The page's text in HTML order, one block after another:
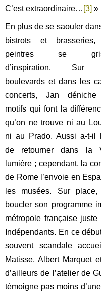
C’est extraordinaire… [3] »
En plus de se saouler
bistrots et
peintres se
d’inspiration. Sur
boulevards et dans les
concerts, Jan
motifs qui font la
qu’on ne trouve ni au
ni au Prado. Aussi a-t-il
de retourner dans la
lumière ; cependant, la
de Rome l’envoie en
les musées. Sur
boucler son programme
métropole française
Indépendants. En ce
souvent scandale
Matisse, Albert Marquet
d’ailleurs de l’atelier de
témoigne pas moins